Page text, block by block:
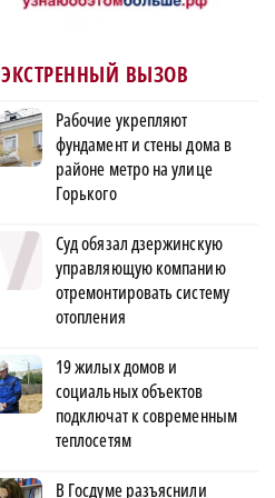
ЭКСТРЕННЫЙ ВЫЗОВ
Рабочие укрепляют
фундамент и стены дома в
районе метро на улице
Горького
Суд обязал дзержинскую
управляющую компанию
отремонтировать систему
отопления
19 жилых домов и
социальных объектов
подключат к современным
теплосетям
В Госдуме разъяснили